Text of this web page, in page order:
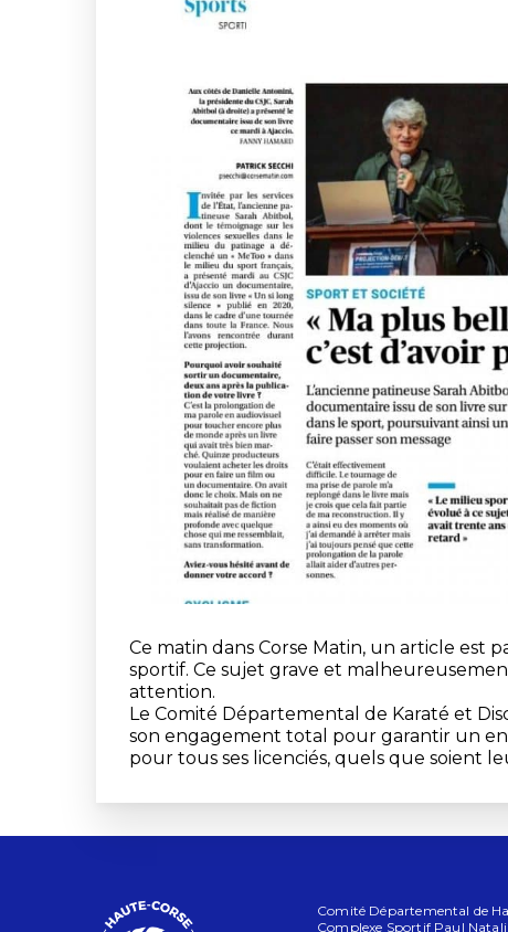
Ce matin dans Corse Matin, un article est
sportif. Ce sujet grave et
attention.
Le Comité Départemental de Karaté et
son engagement total pour garantir un
pour tous ses licenciés, quels que soient
Comité Départemental de
Complexe Sportif Paul Natali